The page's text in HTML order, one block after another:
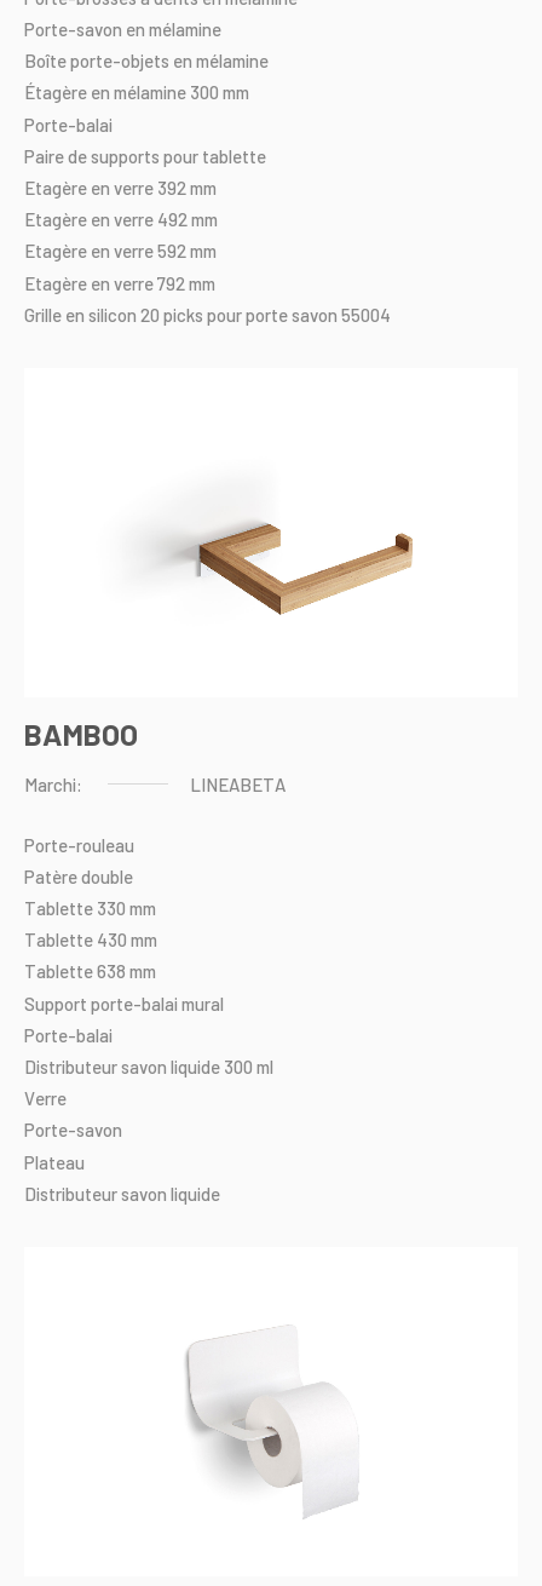
Porte-savon en mélamine
Boîteporte-objets en mélamine
Étagère en mélamine 300 mm
Porte-balai
Pairedesupports pour tablette
Etagère en verre 392 mm
Etagère en verre 492 mm
Etagère en verre592 mm
Etagère en verre792 mm
Grille en silicon 20 picks pourportesavon 55004
BAMBOO
Marchi: LINEABETA
Porte-rouleau
Patèredouble
Tablette 330 mm
Tablette 430 mm
Tablette638 mm
Support porte-balai mural
Porte-balai
Distributeursavon liquide 300 ml
Verre
Porte-savon
Plateau
Distributeursavon liquide